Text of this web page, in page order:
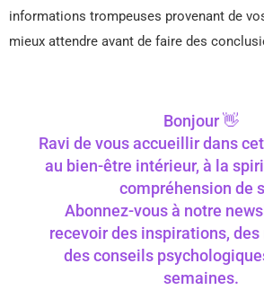
informations trompeuses provenant de
mieux attendre avant de faire des
Bonjour 👋
Ravi de vous accueillir dans
au bien-être intérieur, à la
compréhension de
Abonnez-vous à notre
recevoir des inspirations,
des conseils
semaines.